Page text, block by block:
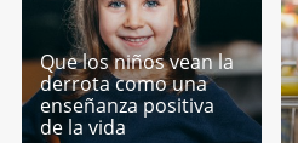
Que los niños vean la
derrota como una
enseñanza positiva
de la vida